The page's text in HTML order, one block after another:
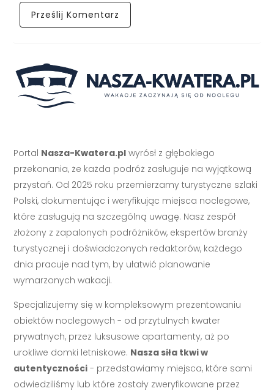
Portal Nasza-Kwatera.pl wyrósł z głębokiego
przekonania, że każda podróż zasługuje na wyjątkową
przystań. Od 2025 roku przemierzamy turystyczne szlaki
Polski, dokumentując i weryfikując miejsca noclegowe,
które zasługują na szczególną uwagę. Nasz zespół
złożony z zapalonych podróżników, ekspertów branży
turystycznej i doświadczonych redaktorów, każdego
dnia pracuje nad tym, by ułatwić planowanie
wymarzonych wakacji.
Specjalizujemy się w kompleksowym prezentowaniu
obiektów noclegowych - od przytulnych kwater
prywatnych, przez luksusowe apartamenty, aż po
urokliwe domki letniskowe. Nasza siła tkwi w
autentyczności - przedstawiamy miejsca, które sami
odwiedziliśmy lub które zostały zweryfikowane przez